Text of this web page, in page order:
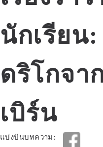
นักเรียน
ดริโกจา
เบิร์น
แบ่งปันบทความ: